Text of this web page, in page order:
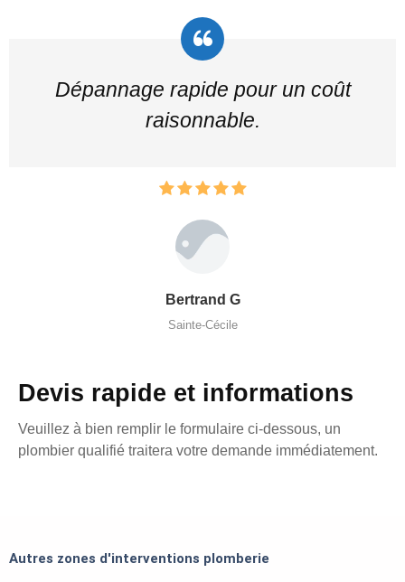
Dépannage rapide pour un coût
raisonnable.
Bertrand G
Sainte-Cécile
Devis rapide et informations
Veuillez à bien remplir le formulaire ci-dessous, un
plombier qualifié traitera votre demande immédiatement.
Autres zones d'interventions plomberie